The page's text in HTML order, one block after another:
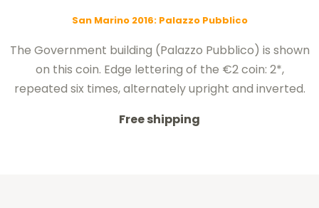
San Marino 2016: Palazzo Pubblico
The Government building (Palazzo Pubblico) is shown
on this coin. Edge lettering of the €2 coin: 2*,
repeated six times, alternately upright and inverted.
Free shipping